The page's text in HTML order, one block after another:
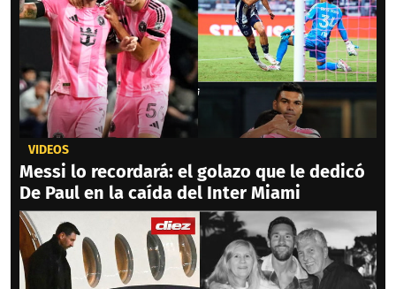
VIDEOS
Messi lo recordará: el golazo que le dedicó
De Paul en la caída del Inter Miami